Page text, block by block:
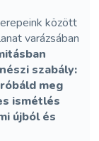
között
varázsában
szabály:
meg
ismétlés
újból és